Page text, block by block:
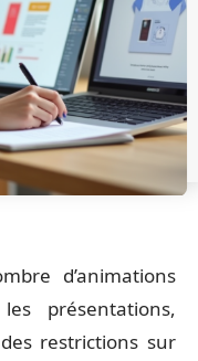
d’animations
présentations,
restrictions sur